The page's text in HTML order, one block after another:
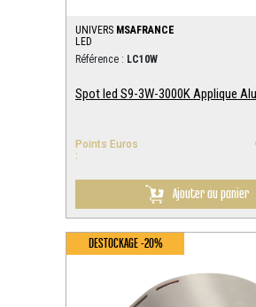
UNIVERS MSAFRANCE
LED
Référence : LC10W
Spot led S9-3W-3000K Applique
Points Euros
:
Ajouter au panier
DESTOCKAGE -20%